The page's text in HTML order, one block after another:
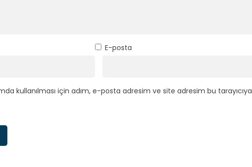
E-posta
kullanılması için adım, e-posta adresim ve site adresim bu tarayıcıya